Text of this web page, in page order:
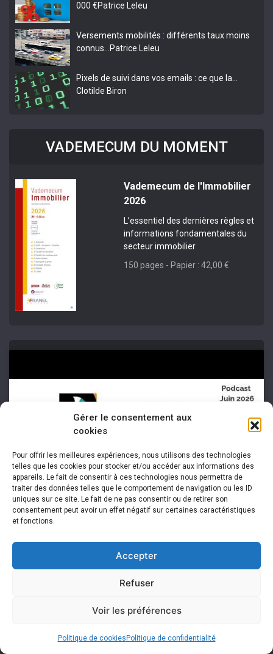
Gérer le consentement aux
cookies
Pour offrir les meilleures expériences, nous utilisons des technologies
telles que les cookies pour stocker et/ou accéder aux informations des
appareils. Le fait de consentir à ces technologies nous permettra de
traiter des données telles que le comportement de navigation ou les ID
uniques sur ce site. Le fait de ne pas consentir ou de retirer son
consentement peut avoir un effet négatif sur certaines caractéristiques
et fonctions.
Accepter
Refuser
Voir les préférences
Politique de cookies Politique de confidentialité
000 €Patrice Leleu
Versements mobilités : différents taux moins
connus…
Patrice Leleu
Pixels de suivi dans vos emails : ce que la…
Clotilde Biron
VADEMECUM DU MOMENT
Vademecum de l'Immobilier
2026
L’essentiel des dernières règles et
informations fondamentales du
secteur immobilier
150 pages - Papier : 42,00 €
marketing et activer ce contenu